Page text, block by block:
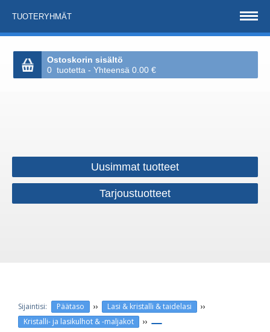
TUOTERYHMÄT
Ostoskorin sisältö
0 tuotetta - Yhteensä 0.00 €
Uusimmat tuotteet
Tarjoustuotteet
Päätaso ›› Lasi & kristalli & taidelasi ››
Kristalli- ja lasikulhot & -maljakot ››